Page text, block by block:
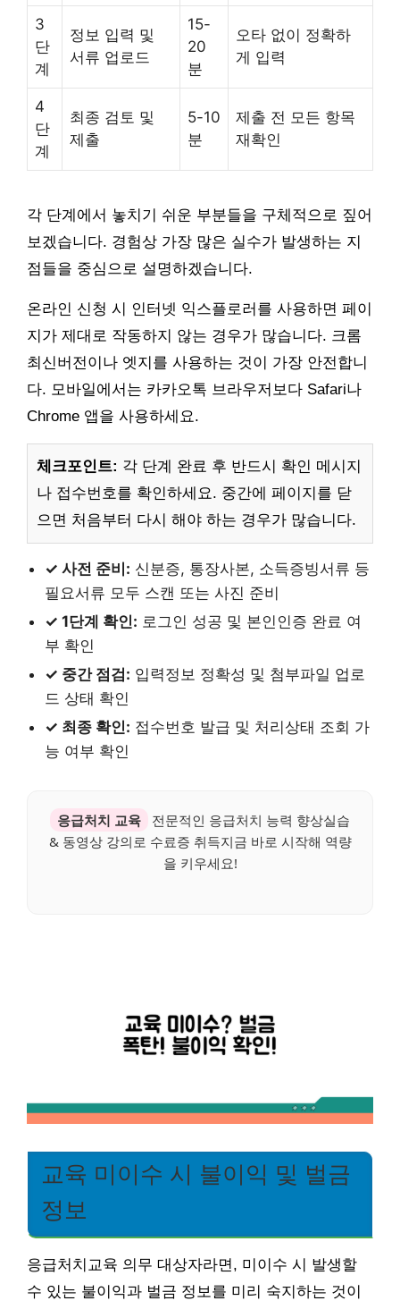
3
단
계
정보 입력 및
서류 업로드
15-
20
분
오타 없이 정확하
게 입력
4
단
계
최종 검토 및
제출
5-10
분
제출 전 모든 항목
재확인
각 단계에서 놓치기 쉬운 부분들을 구체적으로 짚어
보겠습니다. 경험상 가장 많은 실수가 발생하는 지
점들을 중심으로 설명하겠습니다.
온라인 신청 시 인터넷 익스플로러를 사용하면 페이
지가 제대로 작동하지 않는 경우가 많습니다. 크롬
최신버전이나 엣지를 사용하는 것이 가장 안전합니
다. 모바일에서는 카카오톡 브라우저보다 Safari나
Chrome 앱을 사용하세요.
체크포인트: 각 단계 완료 후 반드시 확인 메시지
나 접수번호를 확인하세요. 중간에 페이지를 닫
으면 처음부터 다시 해야 하는 경우가 많습니다.
✓ 사전 준비: 신분증, 통장사본, 소득증빙서류 등
필요서류 모두 스캔 또는 사진 준비
✓ 1단계 확인: 로그인 성공 및 본인인증 완료 여
부 확인
✓ 중간 점검: 입력정보 정확성 및 첨부파일 업로
드 상태 확인
✓ 최종 확인: 접수번호 발급 및 처리상태 조회 가
능 여부 확인
응급처치 교육
전문적인 응급처치 능력 향상실습
& 동영상 강의로 수료증 취득지금 바로 시작해 역량
을 키우세요!
교육 미이수 시 불이익 및 벌금
정보
응급처치교육 의무 대상자라면, 미이수 시 발생할
수 있는 불이익과 벌금 정보를 미리 숙지하는 것이